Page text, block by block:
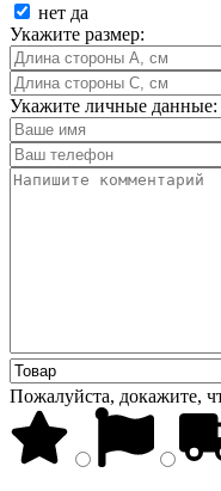
нет да
Укажите размер:
Укажите личные данные:
Пожалуйста, докажите,